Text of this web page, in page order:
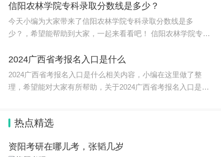
术类
信阳农林学院专科录取分数线是多少？
今天小编为大家带来了信阳农林学院专科录取分数线是多
少？，希望能帮助到大家，一起来看看吧！ 信阳农林学院专升
数线及录取人数如下：网
2024广西省考报名入口是什么
2024广西省考报名入口是什么相关内容，小编在这里做了整
理，希望能对大家有所帮助，关于2024广西省考报名入口是什
热点精选
资阳考研在哪儿考，张韬几岁